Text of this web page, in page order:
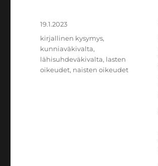
Julkaistu
19.1.2023
Avainsanat
kirjallinen kysymys,
kunniaväkivalta,
lähisuhdeväkivalta, lasten
oikeudet, naisten oikeudet